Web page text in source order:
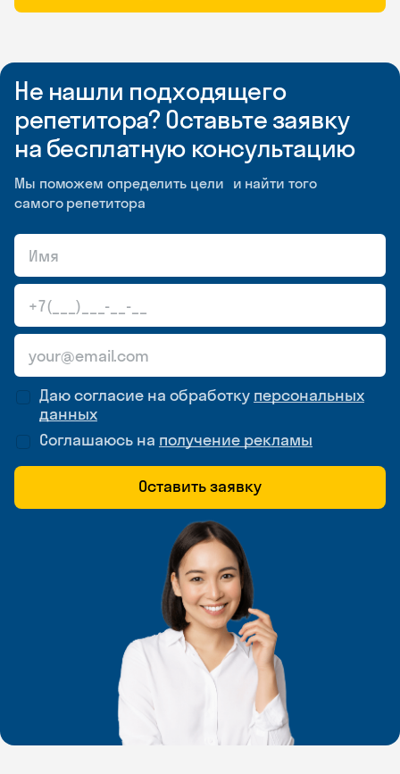
Не нашли подходящего
репетитора? Оставьте заявку
на бесплатную консультацию
Мы поможем определить цели и найти того
самого репетитора
Даю согласие на обработку персональных
данных
Соглашаюсь на получение рекламы
Оставить заявку